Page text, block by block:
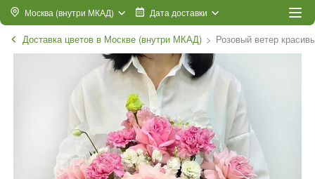
Москва (внутри МКАД) Дата доставки
Доставка цветов в Москве (внутри МКАД) Розовый ветер